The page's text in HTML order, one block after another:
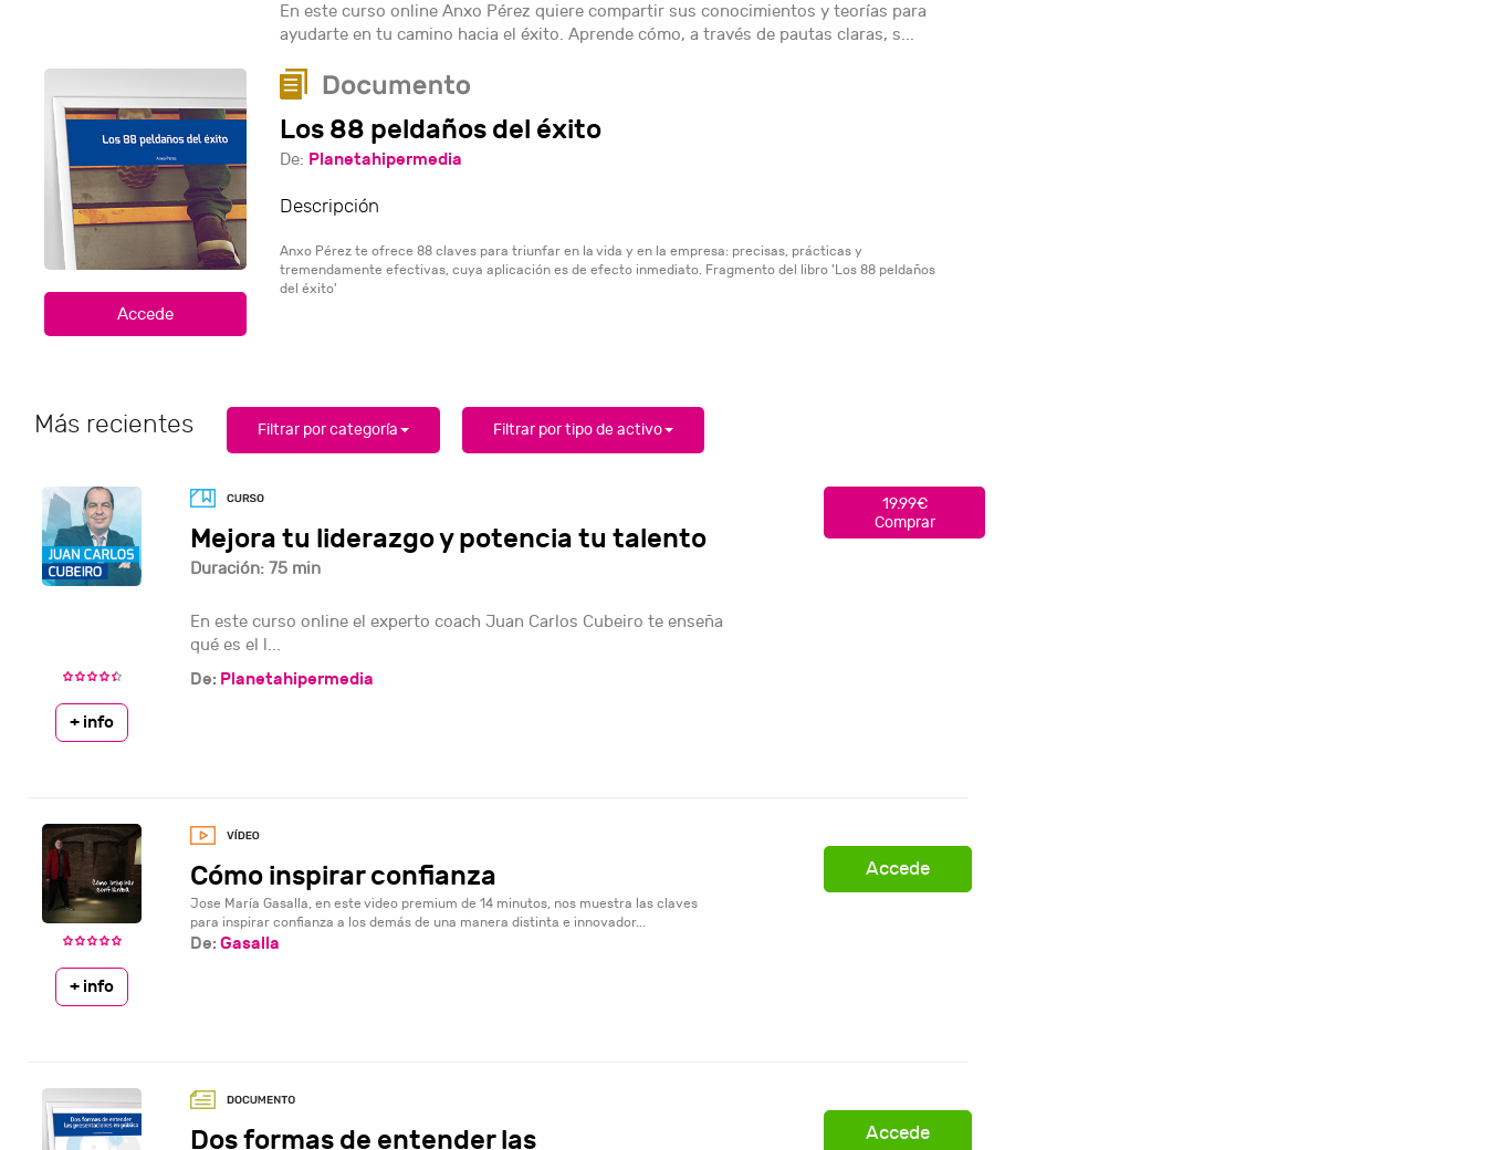
En este curso online Anxo Pérez quiere compartir sus conocimientos y teorías para
ayudarte en tu camino hacia el éxito. Aprende cómo, a través de pautas claras, s...
Los 88 peldaños del éxito
De: Planetahipermedia
Descripción
Anxo Pérez te ofrece 88 claves para triunfar en la vida y en la empresa: precisas, prácticas y
tremendamente efectivas, cuya aplicación es de efecto inmediato. Fragmento del libro 'Los 88 peldaños
del éxito'
Más recientes Filtrar por categoría Filtrar por tipo de activo
Mejora tu liderazgo y potencia tu talento
Duración: 75 min
En este curso online el experto coach Juan Carlos Cubeiro te enseña
qué es el l...
19.99€
Comprar
+ info
De: Planetahipermedia
Cómo inspirar confianza
Jose María Gasalla, en este video premium de 14 minutos, nos muestra las claves
para inspirar confianza a los demás de una manera distinta e innovador...
Accede
+ info
De: Gasalla
Dos formas de entender las
Accede